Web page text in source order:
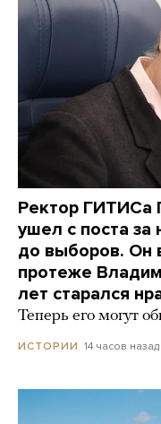
Ректор ГИТИСа
ушел с поста за
до выборов. Он
протеже
лет старался
Теперь его могут
ИСТОРИИ 14 часов назад